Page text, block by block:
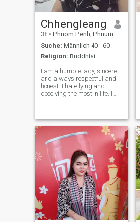
Chhengleang
38 • Phnom Penh, Phnum Pénh, Kambodscha
Suche: Männlich 40 - 60
Religion: Buddhist
I am a humble lady, sincere
and always respectful and
honest. I hate lying and
deceiving the most in life. I
No rude, no obscene, no
investment, no
sending.Inappropriate n